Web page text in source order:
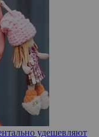
удешевляют